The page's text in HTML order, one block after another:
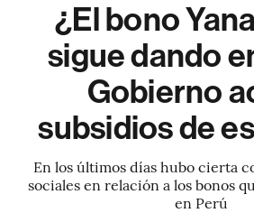
¿El bono
sigue dando
Gobierno
subsidios de
En los últimos días hubo cierta
sociales en relación a los bonos
en Perú